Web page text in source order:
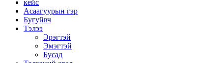
кейс
Асаагуурын гэр
Бугуйвч
Тэлээ
Эрэгтэй
Эмэгтэй
Бусад